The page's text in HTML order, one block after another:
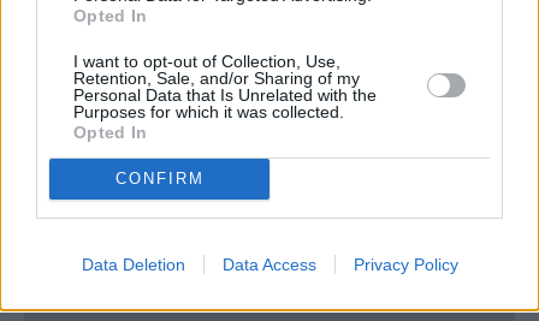
Opted In
I want to opt-out of Collection, Use,
Retention, Sale, and/or Sharing of my
Personal Data that Is Unrelated with the
Purposes for which it was collected.
Opted In
CONFIRM
Data Deletion Data Access Privacy Policy
Ακολουθήστε τις ειδήσεις του
ipliroforia.gr στο Google News